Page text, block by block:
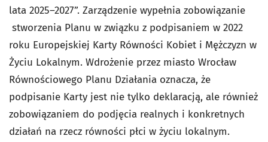
lata 2025–2027”. Zarządzenie wypełnia zobowiązanie
stworzenia Planu w związku z podpisaniem w 2022
roku Europejskiej Karty Równości Kobiet i Mężczyzn w
Życiu Lokalnym. Wdrożenie przez miasto Wrocław
Równościowego Planu Działania oznacza, że
podpisanie Karty jest nie tylko deklaracją, ale również
zobowiązaniem do podjęcia realnych i konkretnych
działań na rzecz równości płci w życiu lokalnym.